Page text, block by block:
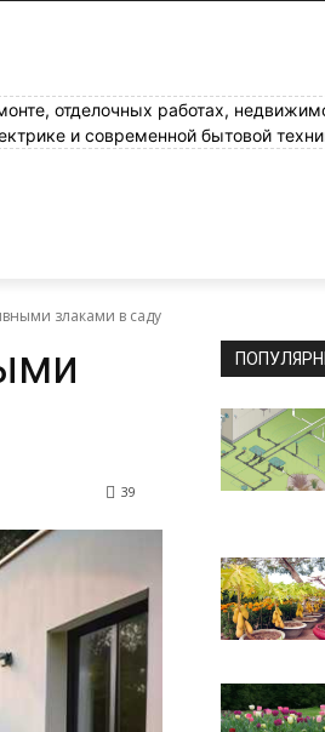
отделочных работах,
и современной бытовой
злаками в саду
39